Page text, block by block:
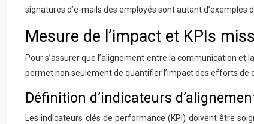
signatures d’e-mails des employés sont autant
Mesure de l’impact et KPIs
Pour s’assurer que l’alignement entre la communication
permet non seulement de quantifier l’impact des efforts de
Définition d’indicateurs
Les indicateurs clés de performance (KPI) doivent être